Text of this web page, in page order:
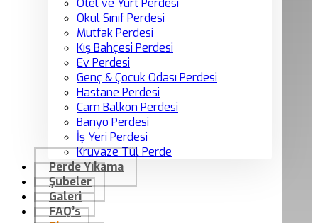
Otel ve Yurt Perdesi
Okul Sınıf Perdesi
Mutfak Perdesi
Kış Bahçesi Perdesi
Ev Perdesi
Genç & Çocuk Odası Perdesi
Hastane Perdesi
Cam Balkon Perdesi
Banyo Perdesi
İş Yeri Perdesi
Kruvaze Tül Perde
Perde Yıkama
Şubeler
Galeri
FAQ’s